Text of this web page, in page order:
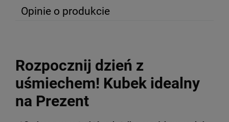
Opinie o produkcie
Rozpocznij dzień z
uśmiechem! Kubek idealny
na Prezent